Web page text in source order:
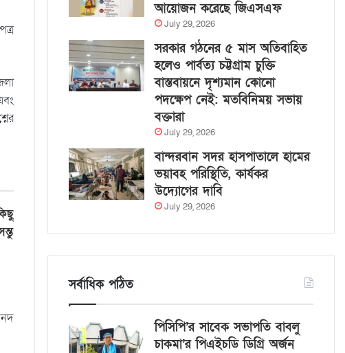
আয়োজন করেছে জিএসএফ
July 29, 2026
সরকার গঠনের ৫ মাস অতিবাহিত
হলেও পার্বত্য চট্টগ্রাম চুক্তি
বাস্তবায়নে দৃশ্যমান কোনো
পদক্ষেপ নেই: মতবিনিময় সভায়
বক্তারা
July 29, 2026
বান্দরবান সদর হাসপাতালে হামের
ভয়াবহ পরিস্থিতি, কার্যকর
উদ্যোগের দাবি
July 29, 2026
সর্বাধিক পঠিত
পিসিপি’র সাবেক সভাপতি বাবলু
চাকমা’র পিএইচডি ডিগ্রি অর্জন